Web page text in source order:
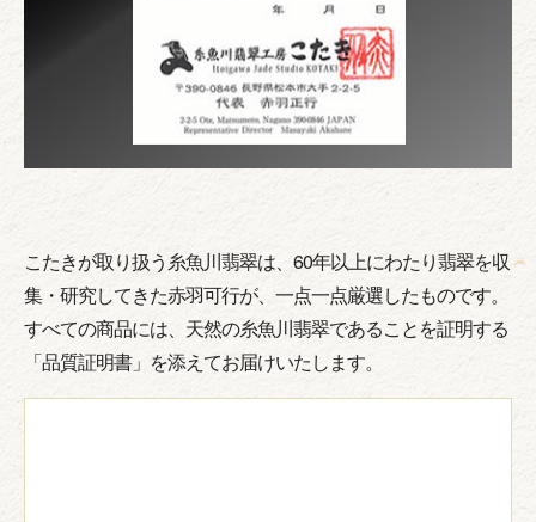
こたきが取り扱う糸魚川翡翠は、60年以上にわたり翡翠を収
集・研究してきた赤羽可行が、一点一点厳選したものです。
すべての商品には、天然の糸魚川翡翠であることを証明する
「品質証明書」を添えてお届けいたします。